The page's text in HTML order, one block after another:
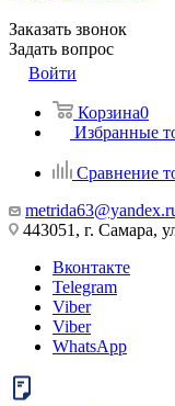
Заказать звонок
Задать вопрос
Войти
Корзина0
Избранные
Сравнение
443051, г. Самара,
Вконтакте
Telegram
Viber
Viber
WhatsApp